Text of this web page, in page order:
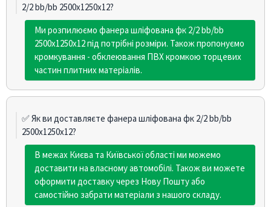
2/2 bb/bb 2500х1250х12?
Ми розпилюємо фанера шліфована фк 2/2 bb/bb
2500х1250х12 під потрібні розміри. Також пропонуємо
кромкування - обклеювання ПВХ кромкою торцевих
частин плитних матеріалів.
✅ Як ви доставляєте фанера шліфована фк 2/2 bb/bb
2500х1250х12?
В межах Києва та Київської області ми можемо
доставити на власному автомобілі. Також ви можете
оформити доставку через Нову Пошту або
самостійно забрати матеріали з нашого складу.